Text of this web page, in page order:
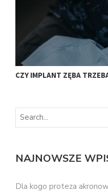
CZY IMPLANT ZĘBA
NAJNOWSZE
Dla kogo proteza